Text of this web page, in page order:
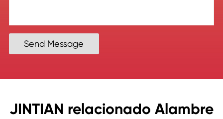
Send Message
JINTIAN relacionado Alambre